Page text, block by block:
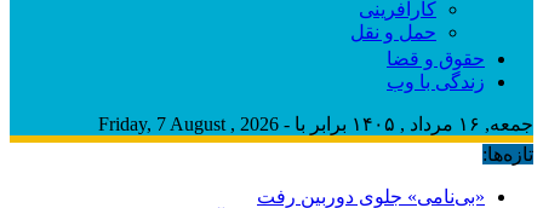
کارآفرینی
حمل و نقل
حقوق و قضا
زندگی با وب
جمعه, ۱۶ مرداد , ۱۴۰۵ برابر با - Friday, 7 August , 2026
تازه‌ها:
«بی‌نامی» جلوی دوربین رفت